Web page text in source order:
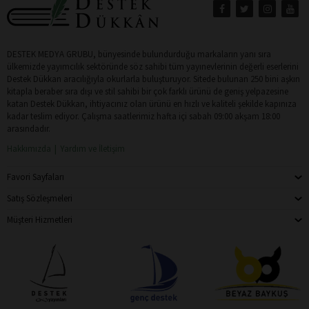
DESTEK MEDYA GRUBU, bünyesinde bulundurduğu markaların yanı sıra
ülkemizde yayımcılık sektöründe söz sahibi tüm yayınevlerinin değerli eserlerini
Destek Dükkan aracılığıyla okurlarla buluşturuyor. Sitede bulunan 250 bini aşkın
kitapla beraber sıra dışı ve stil sahibi bir çok farklı ürünü de geniş yelpazesine
katan Destek Dükkan, ihtiyacınız olan ürünü en hızlı ve kaliteli şekilde kapınıza
kadar teslim ediyor. Çalışma saatlerimiz hafta içi sabah 09:00 akşam 18:00
arasındadır.
Favori Sayfaları
Satış Sözleşmeleri
Müşteri Hizmetleri